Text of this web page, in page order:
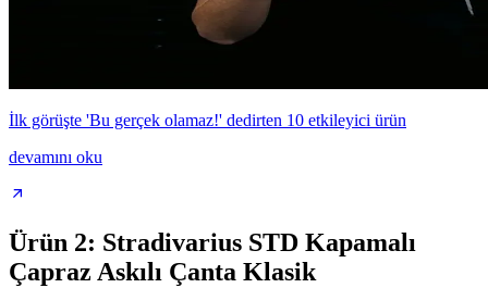
İlk görüşte 'Bu gerçek olamaz!' dedirten 10 etkileyici ürün
devamını oku
Ürün 2: Stradivarius STD Kapamalı
Çapraz Askılı Çanta Klasik